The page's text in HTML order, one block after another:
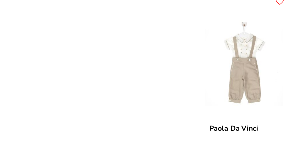
Paola Da Vinci